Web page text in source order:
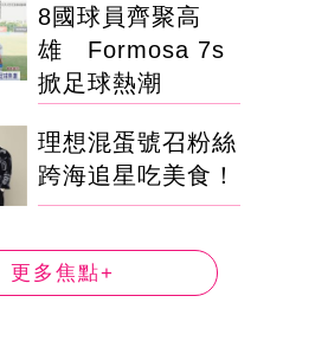
8國球員齊聚高
雄 Formosa 7s
掀足球熱潮
理想混蛋號召粉絲
跨海追星吃美食！
更多焦點+